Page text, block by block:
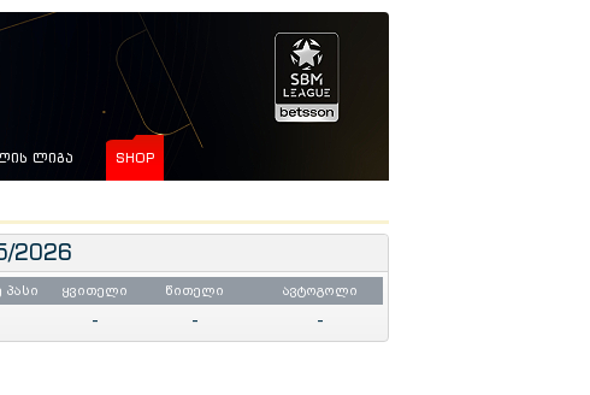
ᲚᲘᲒᲐ SHOP
2026
პასი ყვითელი წითელი ავტოგოლი
- - -